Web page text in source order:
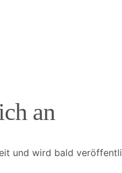
an
und wird bald